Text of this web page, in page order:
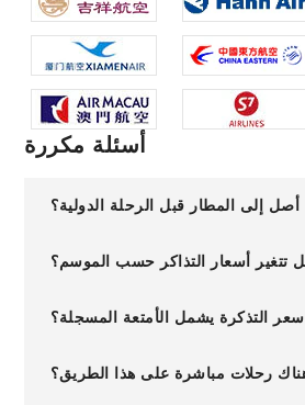
أسئلة مكررة
إلى المطار قبل الرحلة الدولية؟
تتغير أسعار التذاكر حسب الموسم؟
التذكرة يشمل الأمتعة المسجلة؟
رحلات مباشرة على هذا الطريق؟